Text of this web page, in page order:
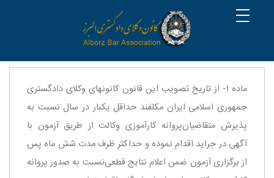
ماده ۱- از تاریخ تصویب این قانون كانونهای وكلای دادگستری
جمهوری اسلامی ایران مكلفند حداقل یكبار در سال نسبت به
پذیرش متقاضیان‌پروانه كارآموزی وكالت از طریق آزمون با
آگهی در جراید اقدام نموده و حداكثر ظرف مدت شش ماه پس
از برگزاری آزمون ضمن اعلام نتایج قطعی‌نسبت به صدور پروانه